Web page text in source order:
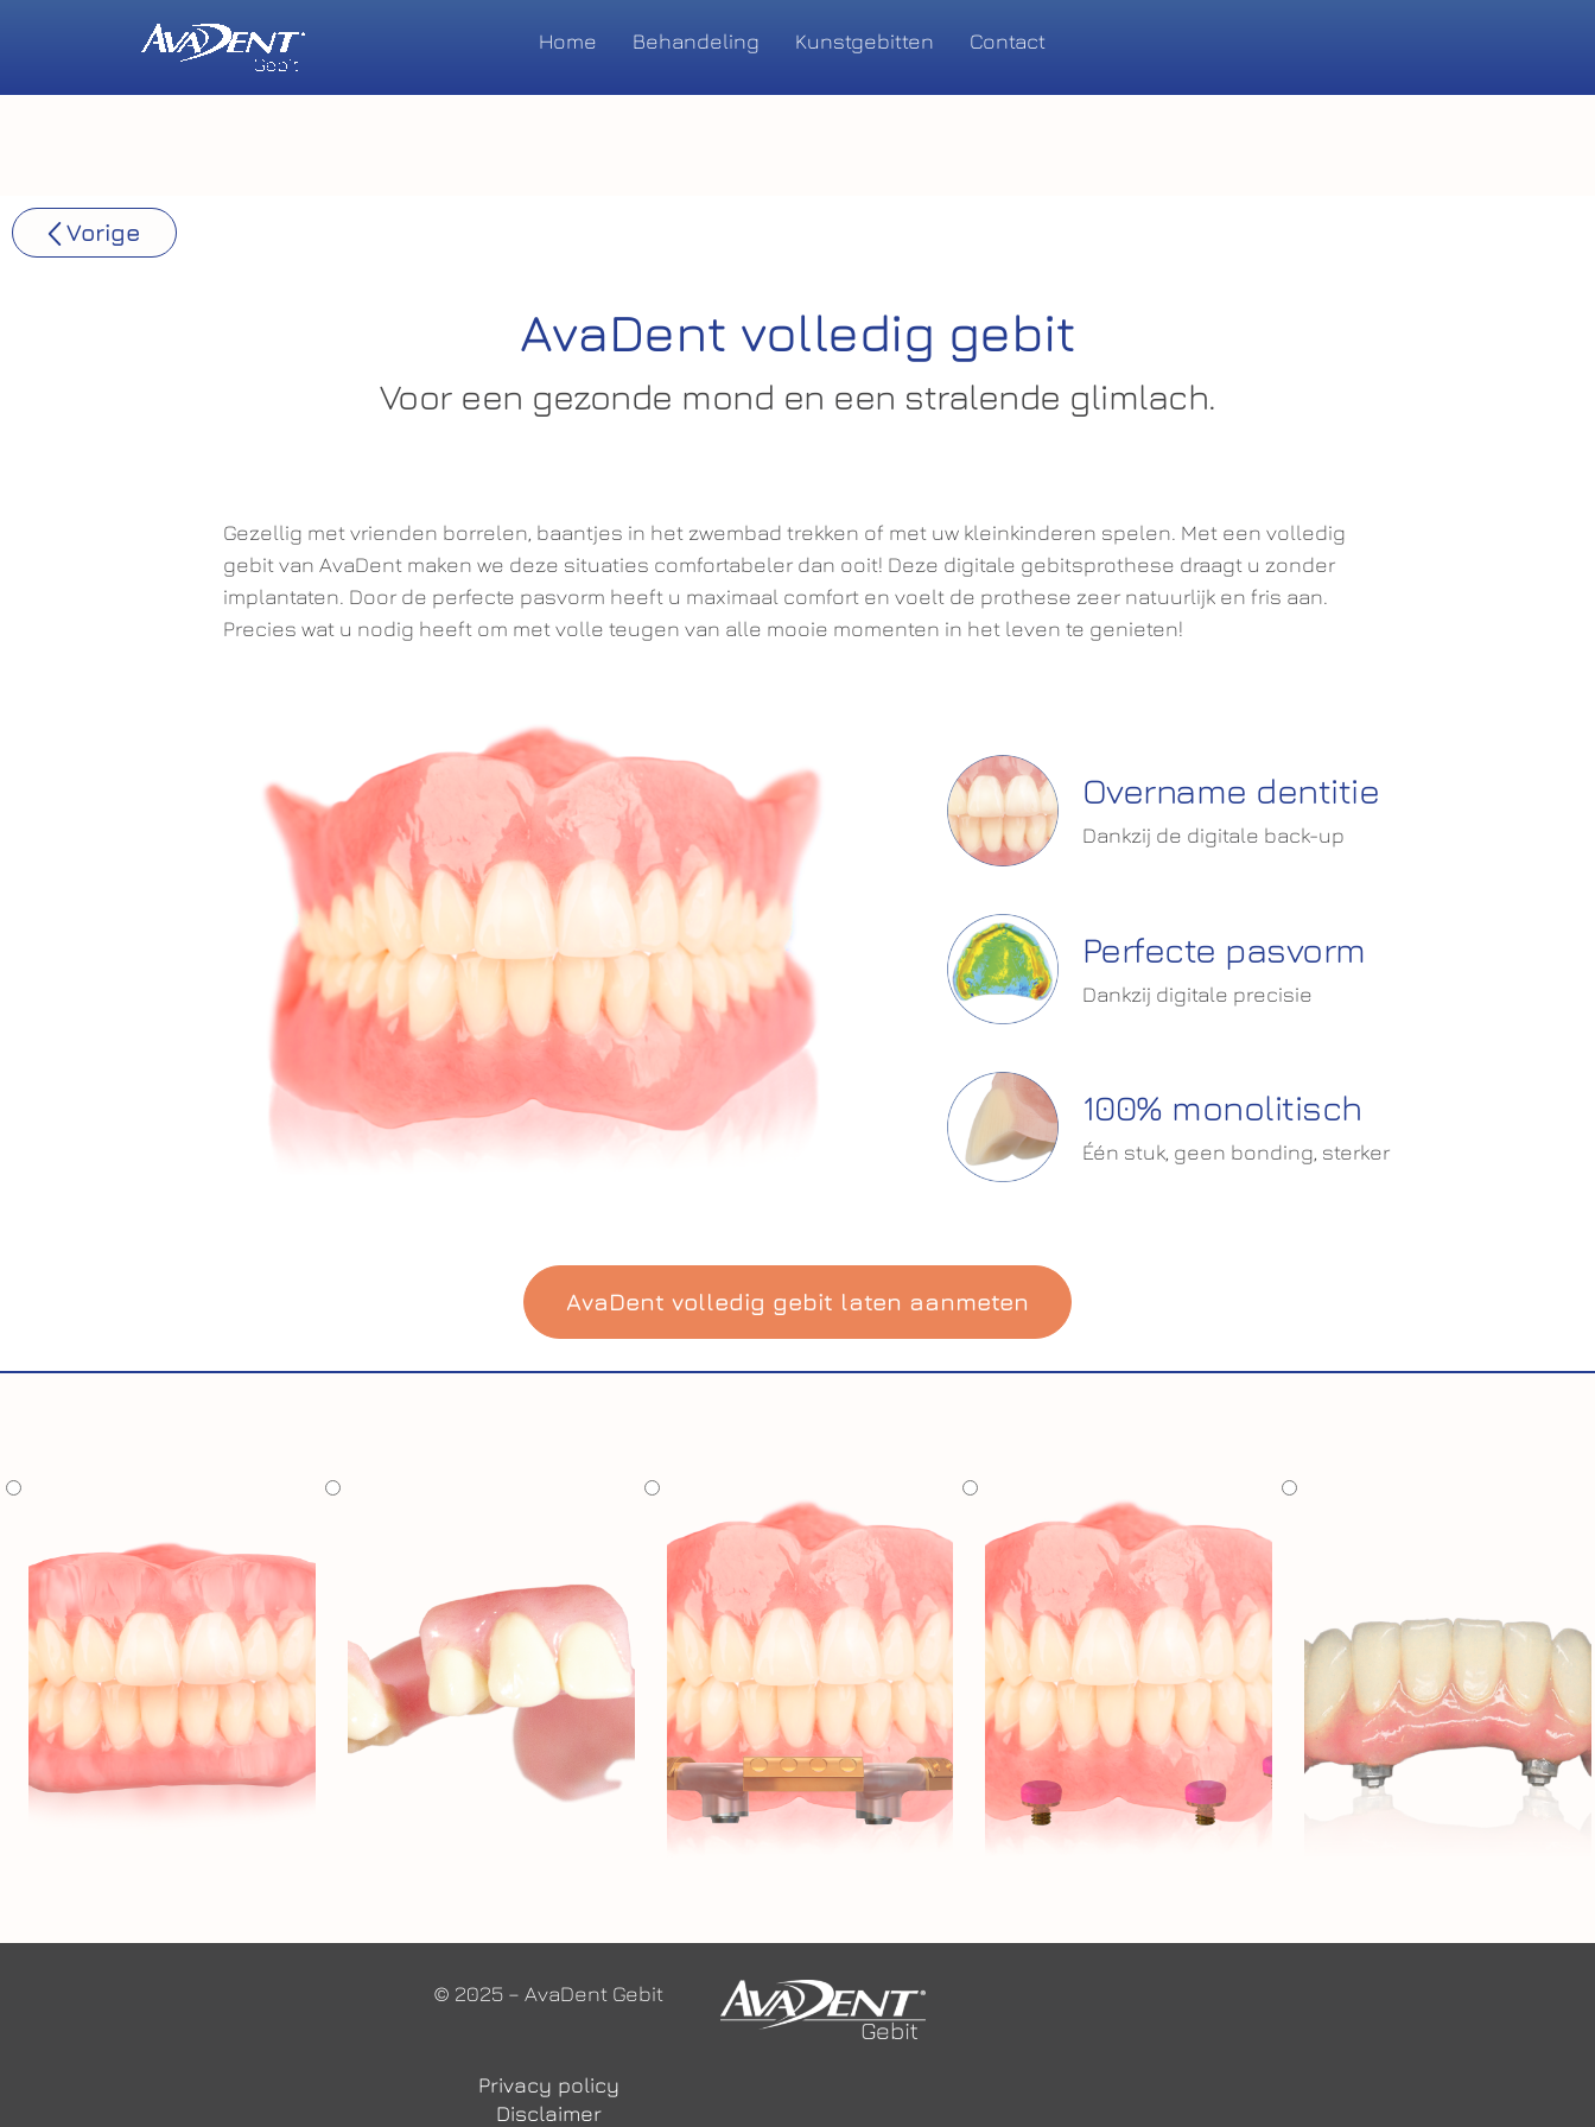
Home Behandeling Kunstgebitten Contact
Vorige
AvaDent volledig gebit
Voor een gezonde mond en een stralende glimlach.
Gezellig met vrienden borrelen, baantjes in het zwembad trekken of met uw kleinkinderen spelen. Met een volledig
gebit van AvaDent maken we deze situaties comfortabeler dan ooit! Deze digitale gebitsprothese draagt u zonder
implantaten. Door de perfecte pasvorm heeft u maximaal comfort en voelt de prothese zeer natuurlijk en fris aan.
Precies wat u nodig heeft om met volle teugen van alle mooie momenten in het leven te genieten!
Overname dentitie
Dankzij de digitale back-up
Perfecte pasvorm
Dankzij digitale precisie
100% monolitisch
Één stuk, geen bonding, sterker
AvaDent volledig gebit laten aanmeten
© 2025 – AvaDent Gebit
Privacy policy
Disclaimer